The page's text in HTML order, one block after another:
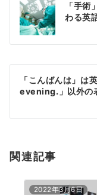
ビ
ン
「手術
わる英
「こんばんは」は
evening.」以外の
関連記事
2022年3月6日